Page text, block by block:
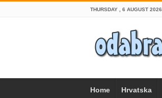
THURSDAY , 6 AUGUST 2026
Home Hrvatska